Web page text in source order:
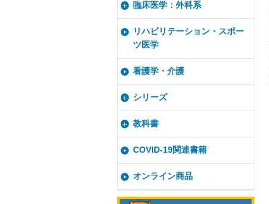
臨床医学：外科系
リハビリテーション・スポー
ツ医学
看護学・介護
シリーズ
教科書
COVID-19関連書籍
オンライン商品